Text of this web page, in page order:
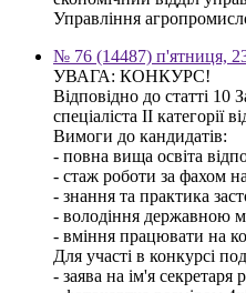
Управління
№ 76 (14487) п'ятниця,
УВАГА: КОНКУРС!
Відповідно до статті
спеціаліста ІІ
Вимоги до кандидатів:
- повна вища освіта
- стаж роботи за фахом
- знання та практика
- володіння державною
- вміння працювати на
Для участі в конкурсі
- заява на ім'я секретаря